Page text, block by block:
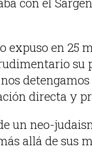
con el
expuso en 25
su
directa y
un neo-
allá de sus